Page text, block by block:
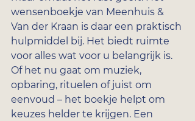
wensenboekje van Meenhuis &
Van der Kraan is daar een praktisch
hulpmiddel bij. Het biedt ruimte
voor alles wat voor u belangrijk is.
Of het nu gaat om muziek,
opbaring, rituelen of juist om
eenvoud – het boekje helpt om
keuzes helder te krijgen. Een